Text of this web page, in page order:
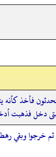
فأخذ كأنه
دخل فذهبت
ثم خرجوا